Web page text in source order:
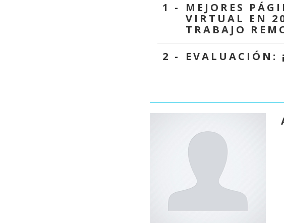
1 -
MEJORES
VIRTUAL EN
TRABAJO
2 -
EVALUACIÓN: